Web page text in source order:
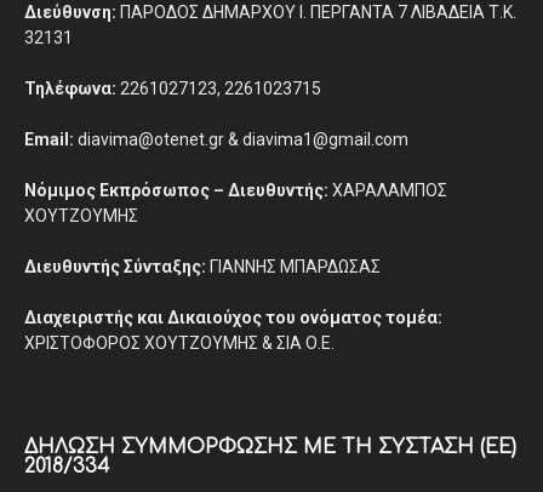
Διεύθυνση: ΠΑΡΟΔΟΣ ΔΗΜΑΡΧΟΥ Ι. ΠΕΡΓΑΝΤΑ 7 ΛΙΒΑΔΕΙΑ Τ.Κ.
32131
Τηλέφωνα: 2261027123, 2261023715
Email: diavima@otenet.gr & diavima1@gmail.com
Νόμιμος Εκπρόσωπος – Διευθυντής: ΧΑΡΑΛΑΜΠΟΣ
ΧΟΥΤΖΟΥΜΗΣ
Διευθυντής Σύνταξης: ΓΙΑΝΝΗΣ ΜΠΑΡΔΩΣΑΣ
Διαχειριστής και Δικαιούχος του ονόματος τομέα:
ΧΡΙΣΤΟΦΟΡΟΣ ΧΟΥΤΖΟΥΜΗΣ & ΣΙΑ Ο.Ε.
ΔΉΛΩΣΗ ΣΥΜΜΌΡΦΩΣΗΣ ΜΕ ΤΗ ΣΎΣΤΑΣΗ (ΕΕ)
2018/334